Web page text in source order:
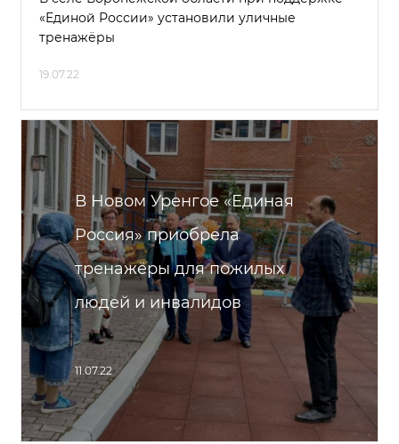
«Единой России» установили уличные
тренажёры
19.07.22
В Новом Уренгое «Единая
Россия» приобрела
тренажёры для пожилых
людей и инвалидов
11.07.22